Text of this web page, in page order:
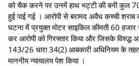
को चैक करने पर उनमें हाथ भट्टी की बनी कुल
हुई पाई गई । आरोपी से बरामद अवैध कच्‍ची शराब
घटना में प्रयुक्त मोटर साइकिल कीमती 60
कर आरोपी को गिरफ्तार किया और जिसके
143/26 धारा 34(2) आबकारी अधिनियम के
माननीय न्यायालय पेश किया ।